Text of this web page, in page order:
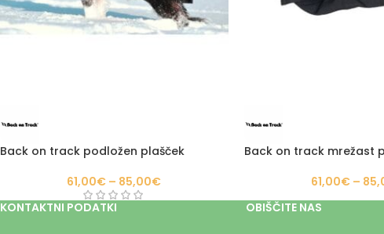
Back on track podložen plašček
61,00€ – 85,00€
Back on track mrežast
61,00€ –
KONTAKTNI PODATKI OBIŠČITE NAS